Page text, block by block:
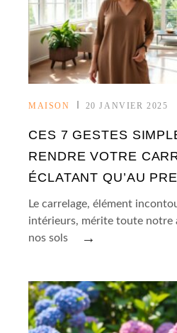
MAISON 20 JANVIER 2025
CES 7 GESTES
RENDRE VOTRE
ÉCLATANT QU’AU
Le carrelage, élément
intérieurs, mérite toute notre
nos sols
→